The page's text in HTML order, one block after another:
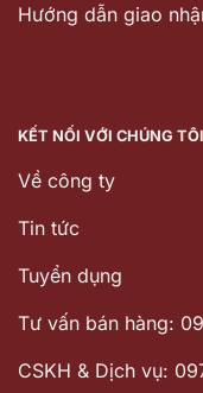
Hướng dẫn giao
KẾT NỐI VỚI CHÚNG TÔI
Về công ty
Tin tức
Tuyển dụng
Tư vấn bán hàng:
CSKH & Dịch vụ: